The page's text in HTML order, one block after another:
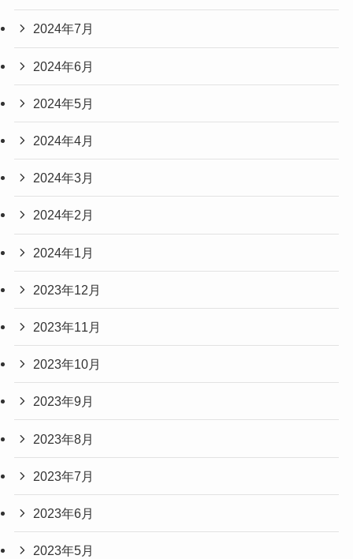
2024年7月
2024年6月
2024年5月
2024年4月
2024年3月
2024年2月
2024年1月
2023年12月
2023年11月
2023年10月
2023年9月
2023年8月
2023年7月
2023年6月
2023年5月